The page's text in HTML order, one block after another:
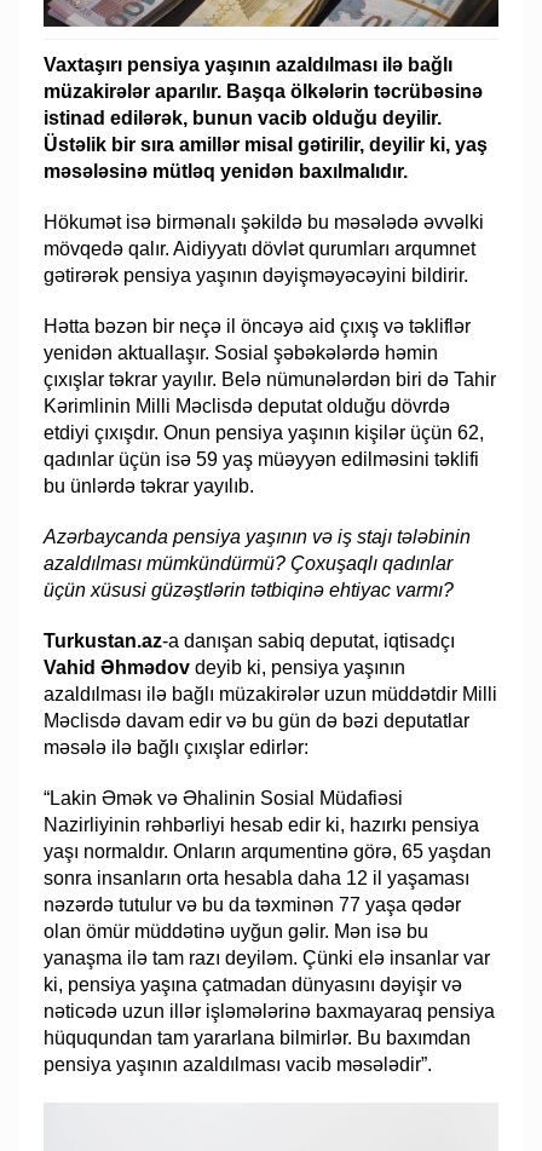
Vaxtaşırı pensiya yaşının azaldılması ilə bağlı
müzakirələr aparılır. Başqa ölkələrin təcrübəsinə
istinad edilərək, bunun vacib olduğu deyilir.
Üstəlik bir sıra amillər misal gətirilir, deyilir ki, yaş
məsələsinə mütləq yenidən baxılmalıdır.
Hökumət isə birmənalı şəkildə bu məsələdə əvvəlki
mövqedə qalır. Aidiyyatı dövlət qurumları arqumnet
gətirərək pensiya yaşının dəyişməyəcəyini bildirir.
Hətta bəzən bir neçə il öncəyə aid çıxış və təkliflər
yenidən aktuallaşır. Sosial şəbəkələrdə həmin
çıxışlar təkrar yayılır. Belə nümunələrdən biri də Tahir
Kərimlinin Milli Məclisdə deputat olduğu dövrdə
etdiyi çıxışdır. Onun pensiya yaşının kişilər üçün 62,
qadınlar üçün isə 59 yaş müəyyən edilməsini təklifi
bu ünlərdə təkrar yayılıb.
Azərbaycanda pensiya yaşının və iş stajı tələbinin
azaldılması mümkündürmü? Çoxuşaqlı qadınlar
üçün xüsusi güzəştlərin tətbiqinə ehtiyac varmı?
Turkustan.az-a danışan sabiq deputat, iqtisadçı
Vahid Əhmədov deyib ki, pensiya yaşının
azaldılması ilə bağlı müzakirələr uzun müddətdir Milli
Məclisdə davam edir və bu gün də bəzi deputatlar
məsələ ilə bağlı çıxışlar edirlər:
“Lakin Əmək və Əhalinin Sosial Müdafiəsi
Nazirliyinin rəhbərliyi hesab edir ki, hazırkı pensiya
yaşı normaldır. Onların arqumentinə görə, 65 yaşdan
sonra insanların orta hesabla daha 12 il yaşaması
nəzərdə tutulur və bu da təxminən 77 yaşa qədər
olan ömür müddətinə uyğun gəlir. Mən isə bu
yanaşma ilə tam razı deyiləm. Çünki elə insanlar var
ki, pensiya yaşına çatmadan dünyasını dəyişir və
nəticədə uzun illər işləmələrinə baxmayaraq pensiya
hüququndan tam yararlana bilmirlər. Bu baxımdan
pensiya yaşının azaldılması vacib məsələdir”.